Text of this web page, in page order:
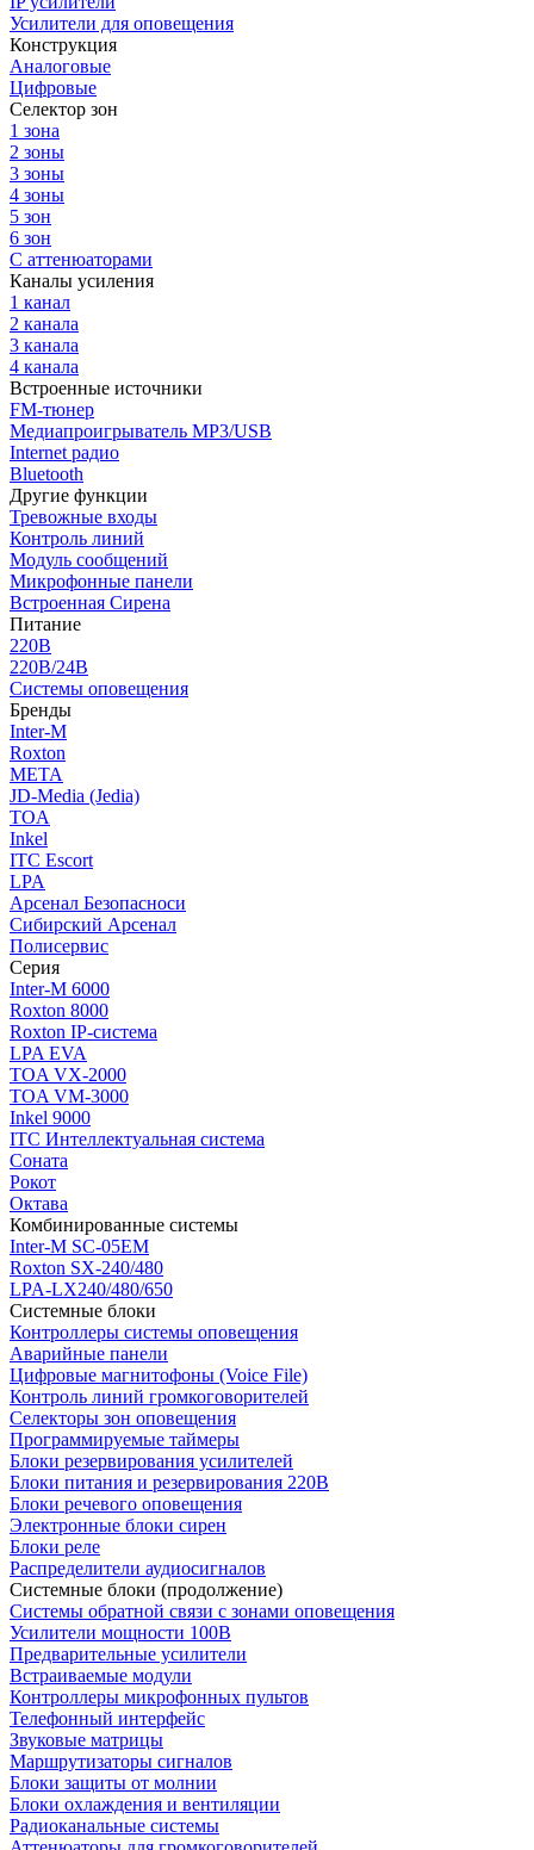
Усилители для оповещения
Конструкция
Аналоговые
Цифровые
Селектор зон
1 зона
2 зоны
3 зоны
4 зоны
5 зон
6 зон
С аттенюаторами
Каналы усиления
1 канал
2 канала
3 канала
4 канала
Встроенные источники
FM-тюнер
Медиапроигрыватель MP3/USB
Internet радио
Bluetooth
Другие функции
Тревожные входы
Контроль линий
Модуль сообщений
Микрофонные панели
Встроенная Сирена
Питание
220В
220В/24В
Системы оповещения
Бренды
Inter-M
Roxton
МЕТА
JD-Media (Jedia)
TOA
Inkel
ITC Escort
LPA
Арсенал Безопасноси
Сибирский Арсенал
Полисервис
Серия
Inter-M 6000
Roxton 8000
Roxton IP-система
LPA EVA
TOA VX-2000
TOA VM-3000
Inkel 9000
ITC Интеллектуальная система
Соната
Рокот
Октава
Комбинированные системы
Inter-M SC-05EM
Roxton SX-240/480
LPA-LX240/480/650
Системные блоки
Контроллеры системы оповещения
Аварийные панели
Цифровые магнитофоны (Voice File)
Контроль линий громкоговорителей
Селекторы зон оповещения
Программируемые таймеры
Блоки резервирования усилителей
Блоки питания и резервирования 220В
Блоки речевого оповещения
Электронные блоки сирен
Блоки реле
Распределители аудиосигналов
Системные блоки (продолжение)
Системы обратной связи с зонами оповещения
Усилители мощности 100В
Предварительные усилители
Встраиваемые модули
Контроллеры микрофонных пультов
Телефонный интерфейс
Звуковые матрицы
Маршрутизаторы сигналов
Блоки защиты от молнии
Блоки охлаждения и вентиляции
Радиоканальные системы